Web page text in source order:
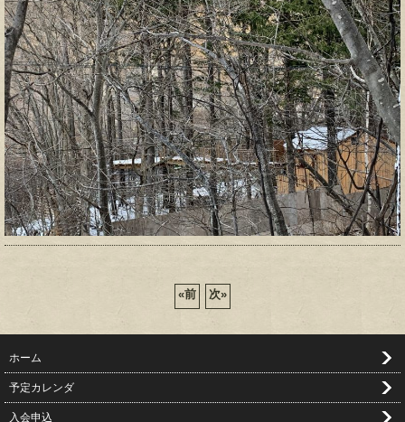
«前 次»
ホーム
予定カレンダ
入会申込